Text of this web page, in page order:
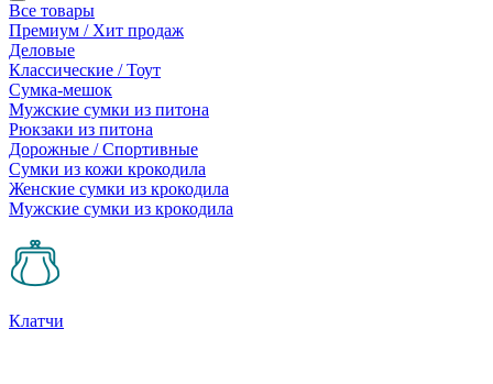
Все товары
Премиум / Хит продаж
Деловые
Классические / Тоут
Сумка-мешок
Мужские сумки из питона
Рюкзаки из питона
Дорожные / Спортивные
Сумки из кожи крокодила
Женские сумки из крокодила
Мужские сумки из крокодила
Клатчи